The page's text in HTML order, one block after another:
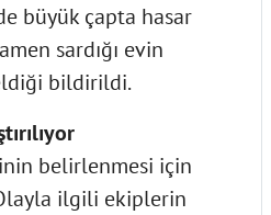
büyük çapta hasar
sardığı evin
bildirildi.
belirlenmesi için
ilgili ekiplerin